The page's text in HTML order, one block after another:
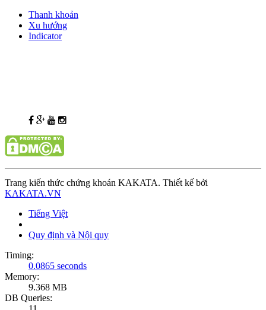
Thanh khoản
Xu hướng
Indicator
Trang kiến thức chứng khoán KAKATA. Thiết kế bởi
KAKATA.VN
Tiếng Việt
Quy định và Nội quy
Timing:
0.0865 seconds
Memory:
9.368 MB
DB Queries: